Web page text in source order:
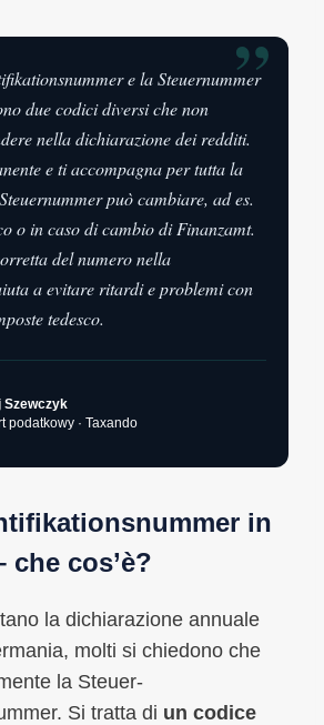
”
e la Steuernummer
due codici diversi che non
nella dichiarazione dei redditi.
e ti accompagna per tutta la
può cambiare, ad es.
o in caso di cambio di Finanzamt.
del numero nella
a evitare ritardi e problemi con
tedesco.
Szewczyk
podatkowy · Taxando
in
che cos’è?
la dichiarazione annuale
molti si chiedono che
la Steuer-
Si tratta di un codice